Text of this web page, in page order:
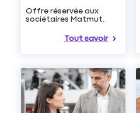
Offre réservée aux
sociétaires Matmut.
Tout savoir